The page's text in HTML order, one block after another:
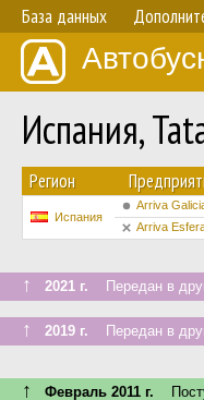
База данных
Испания,
Регион
Испания
Arriva
Arriva
↑ 2021 г. Передан в
↑ 2019 г. Передан в
↑ Февраль 2011 г.